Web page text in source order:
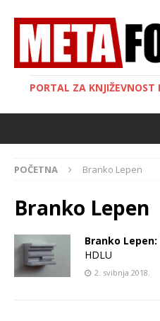
PORTAL ZA KNJIŽEVNOST
POČETNA Branko Lepen
Branko Lepen
Branko
HDLU
2. svibnja 2018.